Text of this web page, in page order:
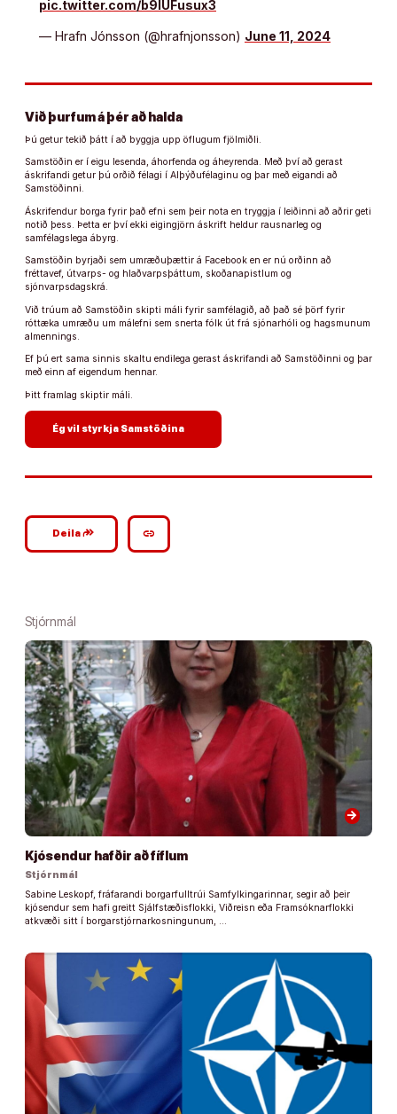
pic.twitter.com/b9IUFusux3
— Hrafn Jónsson (@hrafnjonsson) June 11, 2024
Við þurfum á þér að halda
Þú getur tekið þátt í að byggja upp öflugum fjölmiðli.
Samstöðin er í eigu lesenda, áhorfenda og áheyrenda. Með því að gerast
áskrifandi getur þú orðið félagi í Alþýðufélaginu og þar með eigandi að
Samstöðinni.
Áskrifendur borga fyrir það efni sem þeir nota en tryggja í leiðinni að aðrir geti
notið þess. Þetta er því ekki eigingjörn áskrift heldur rausnarleg og
samfélagslega ábyrg.
Samstöðin byrjaði sem umræðuþættir á Facebook en er nú orðinn að
fréttavef, útvarps- og hlaðvarpsþáttum, skoðanapistlum og
sjónvarpsdagskrá.
Við trúum að Samstöðin skipti máli fyrir samfélagið, að það sé þörf fyrir
róttæka umræðu um málefni sem snerta fólk út frá sjónarhóli og hagsmunum
almennings.
Ef þú ert sama sinnis skaltu endilega gerast áskrifandi að Samstöðinni og þar
með einn af eigendum hennar.
Þitt framlag skiptir máli.
Ég vil styrkja Samstöðina
Deilagoogle_plus_reshare link
Stjórnmál
arrow_forward
Kjósendur hafðir að fíflum
Stjórnmál
Sabine Leskopf, fráfarandi borgarfulltrúi Samfylkingarinnar, segir að þeir
kjósendur sem hafi greitt Sjálfstæðisflokki, Viðreisn eða Framsóknarflokki
atkvæði sitt í borgarstjórnarkosningunum, …